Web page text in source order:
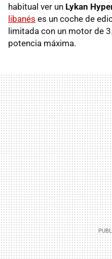
habitual ver un Lykan
libanés es un coche de
limitada con un motor de
potencia máxima.